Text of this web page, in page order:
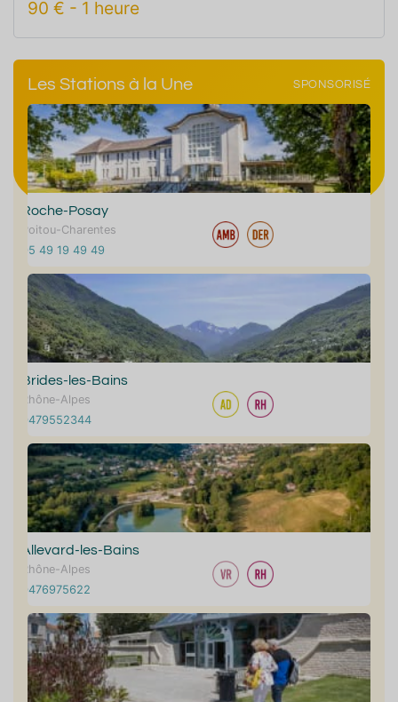
90 € - 1 heure
Les Stations à la Une SPONSORISÉ
Roche-Posay
Poitou-Charentes
05 49 19 49 49
Brides-les-Bains
Rhône-Alpes
0479552344
Allevard-les-Bains
Rhône-Alpes
0476975622